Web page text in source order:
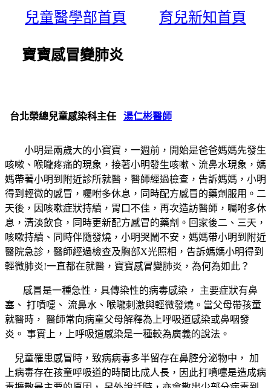
兒童醫學部首頁 育兒新知首頁
寶寶感冒變肺炎
台北榮總兒童感染科主任 湯仁彬醫師
小明是兩歲大的小寶寶，一週前，開始是爸爸媽媽先發生
咳嗽、喉嚨疼痛的現象，接著小明發生咳嗽、流鼻水現象，媽
媽帶著小明到附近診所就醫，醫師經過檢查，告訴媽媽，小明
得到輕微的感冒，囑咐多休息，同時配方感冒的藥劑服用。二
天後，因咳嗽症狀持續，胃口不佳，再次造訪醫師，囑咐多休
息，清淡飲食，同時更新配方感冒的藥劑。回家後二、三天，
咳嗽持續、同時伴隨發燒，小明哭鬧不安，媽媽帶小明到附近
醫院急診，醫師經過檢查及胸部X光照相，告訴媽媽小明得到
輕微肺炎!一直都在就醫，寶寶感冒變肺炎，為何為如此？
感冒是一種急性，具傳染性的病毒感染，
主要症狀有鼻
塞、 打噴嚏、 流鼻水、喉嚨刺激與輕微發燒。當父母帶孩童
就醫時， 醫師常向病童父母解釋為上呼吸道感染或鼻咽發
炎。 事實上，上呼吸道感染是一種較為廣義的說法。
兒童罹患感冒時，致病病毒多半留存在鼻腔分泌物中， 加
上病毒存在孩童呼吸道的時間比成人長，因此打噴嚏是造成病